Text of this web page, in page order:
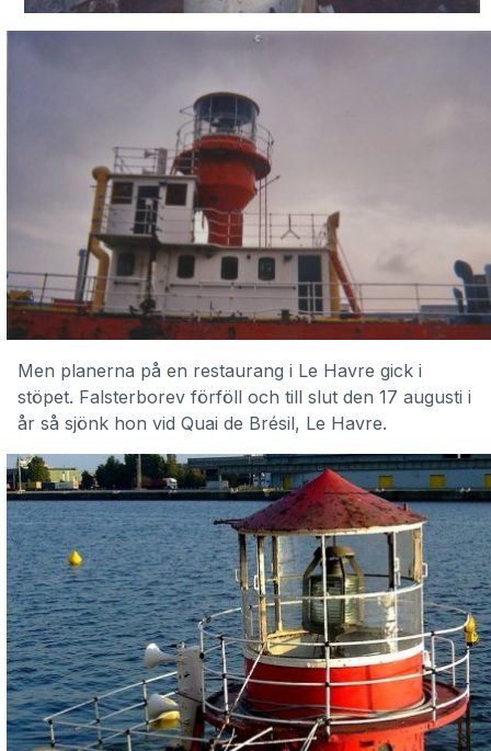
Men planerna på en restaurang i Le Havre gick i
stöpet. Falsterborev förföll och till slut den 17 augusti i
år så sjönk hon vid Quai de Brésil, Le Havre.